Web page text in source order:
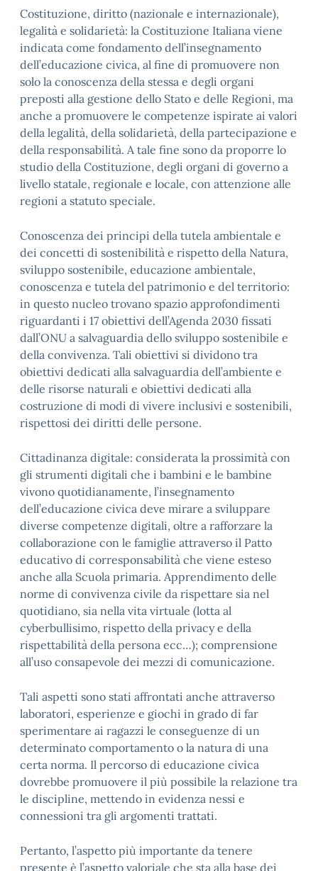
Costituzione, diritto (nazionale e internazionale),
legalità e solidarietà: la Costituzione Italiana viene
indicata come fondamento dell’insegnamento
dell’educazione civica, al fine di promuovere non
solo la conoscenza della stessa e degli organi
preposti alla gestione dello Stato e delle Regioni, ma
anche a promuovere le competenze ispirate ai valori
della legalità, della solidarietà, della partecipazione e
della responsabilità. A tale fine sono da proporre lo
studio della Costituzione, degli organi di governo a
livello statale, regionale e locale, con attenzione alle
regioni a statuto speciale.
Conoscenza dei principi della tutela ambientale e
dei concetti di sostenibilità e rispetto della Natura,
sviluppo sostenibile, educazione ambientale,
conoscenza e tutela del patrimonio e del territorio:
in questo nucleo trovano spazio approfondimenti
riguardanti i 17 obiettivi dell’Agenda 2030 fissati
dall’ONU a salvaguardia dello sviluppo sostenibile e
della convivenza. Tali obiettivi si dividono tra
obiettivi dedicati alla salvaguardia dell’ambiente e
delle risorse naturali e obiettivi dedicati alla
costruzione di modi di vivere inclusivi e sostenibili,
rispettosi dei diritti delle persone.
Cittadinanza digitale: considerata la prossimità con
gli strumenti digitali che i bambini e le bambine
vivono quotidianamente, l’insegnamento
dell’educazione civica deve mirare a sviluppare
diverse competenze digitali, oltre a rafforzare la
collaborazione con le famiglie attraverso il Patto
educativo di corresponsabilità che viene esteso
anche alla Scuola primaria. Apprendimento delle
norme di convivenza civile da rispettare sia nel
quotidiano, sia nella vita virtuale (lotta al
cyberbullisimo, rispetto della privacy e della
rispettabilità della persona ecc…); comprensione
all’uso consapevole dei mezzi di comunicazione.
Tali aspetti sono stati affrontati anche attraverso
laboratori, esperienze e giochi in grado di far
sperimentare ai ragazzi le conseguenze di un
determinato comportamento o la natura di una
certa norma. Il percorso di educazione civica
dovrebbe promuovere il più possibile la relazione tra
le discipline, mettendo in evidenza nessi e
connessioni tra gli argomenti trattati.
Pertanto, l’aspetto più importante da tenere
presente è l’aspetto valoriale che sta alla base dei